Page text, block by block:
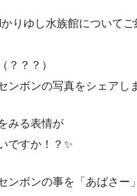
りゆし水族館についてご
？？？）
ンボンの写真をシェアし
みる表情が
ですか！？✨
ンボンの事を「あばさー